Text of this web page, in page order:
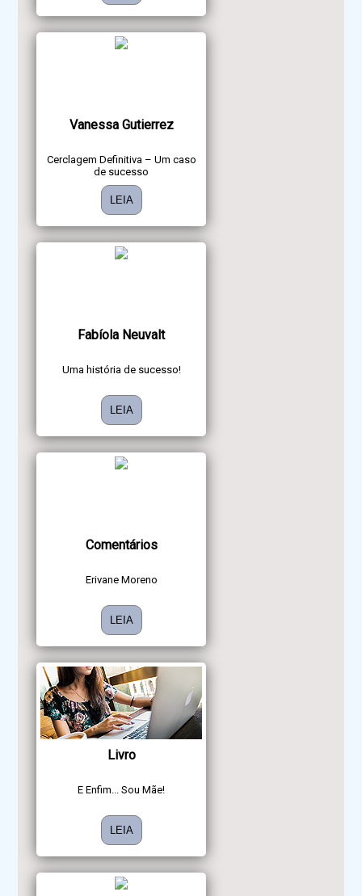
Vanessa Gutierrez
Cerclagem Definitiva – Um caso
de sucesso
LEIA
Fabíola Neuvalt
Uma história de sucesso!
LEIA
Comentários
Erivane Moreno
LEIA
Livro
E Enfim... Sou Mãe!
LEIA